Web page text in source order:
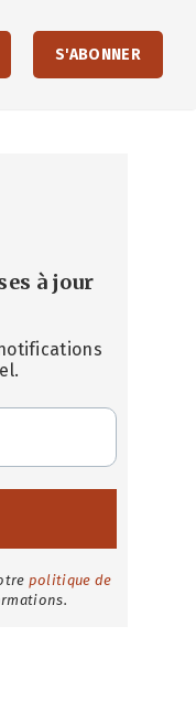
S'ABONNER
à jour
politique de